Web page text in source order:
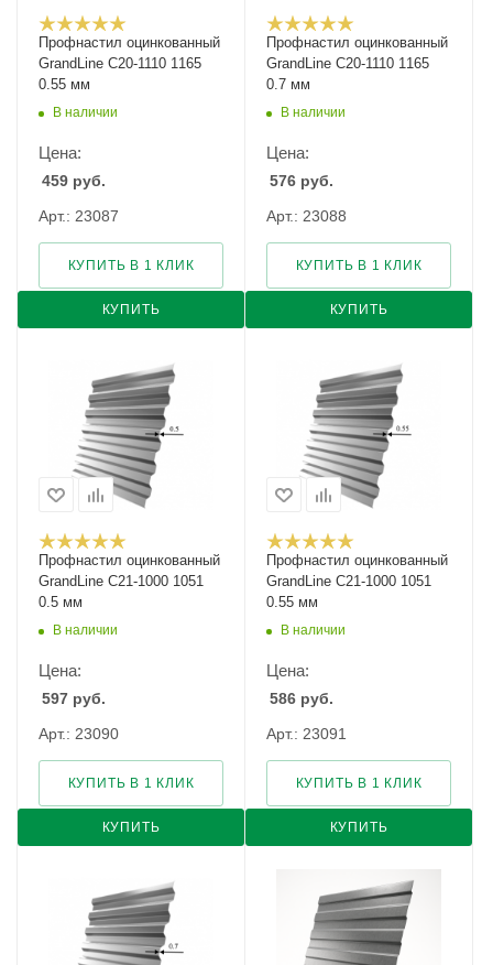
Профнастил оцинкованный
GrandLine С20-1110 1165
0.55 мм
В наличии
Цена:
459 руб.
Арт.: 23087
КУПИТЬ
КУПИТЬ В 1 КЛИК
Профнастил оцинкованный
GrandLine С20-1110 1165
0.7 мм
В наличии
Цена:
576 руб.
Арт.: 23088
КУПИТЬ
КУПИТЬ В 1 КЛИК
Профнастил оцинкованный
GrandLine С21-1000 1051
0.5 мм
В наличии
Цена:
597 руб.
Арт.: 23090
КУПИТЬ
КУПИТЬ В 1 КЛИК
Профнастил оцинкованный
GrandLine С21-1000 1051
0.55 мм
В наличии
Цена:
586 руб.
Арт.: 23091
КУПИТЬ
КУПИТЬ В 1 КЛИК